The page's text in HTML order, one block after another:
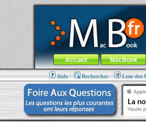
MacBook-fr.com : 100% Apple... 100% nomade !
Aller au contenu-Aller au menu
Menu général
Accueil MacBook
Aide Rechercher Liste des